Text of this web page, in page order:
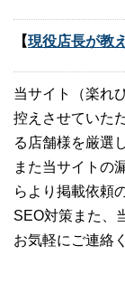
【現役店長が教
当サイト（楽れ
控えさせていた
る店舗様を厳選
また当サイトの
らより掲載依頼
SEO対策また、
お気軽にご連絡